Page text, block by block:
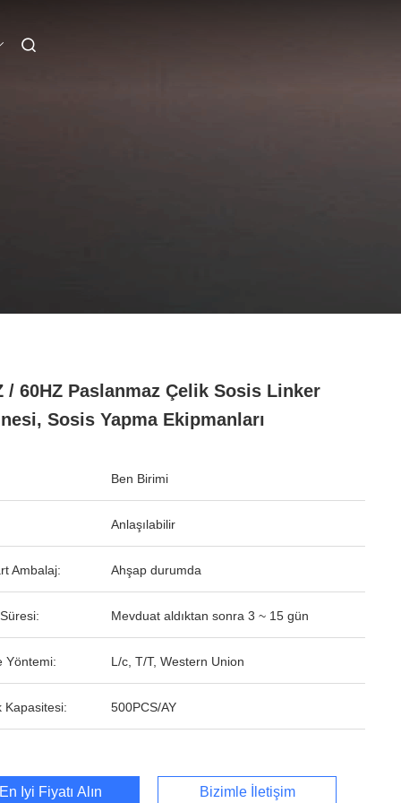
/ 60HZ Paslanmaz Çelik Sosis Linker
Sosis Yapma Ekipmanları
Ben Birimi
Anlaşılabilir
Ambalaj: Ahşap durumda
Mevduat aldıktan sonra 3 ~ 15 gün
Yöntemi: L/c, T/T, Western Union
Kapasitesi: 500PCS/AY
İyi Fiyatı Alın Bizimle İletişim